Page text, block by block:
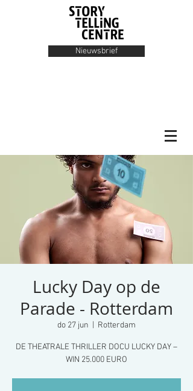
Nieuwsbrief
Lucky Day op de
Parade - Rotterdam
do 27 jun Rotterdam
DE THEATRALE THRILLER DOCU LUCKY DAY –
WIN 25.000 EURO